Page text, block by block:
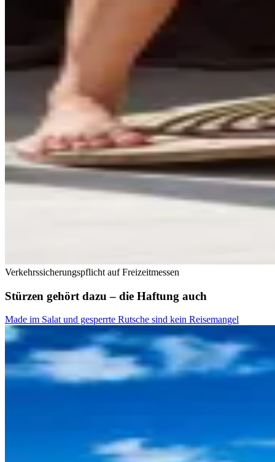
Verkehrssicherungspflicht auf Freizeitmessen
Stürzen gehört dazu – die Haftung auch
Made im Salat und gesperrte Rutsche sind kein Reisemangel